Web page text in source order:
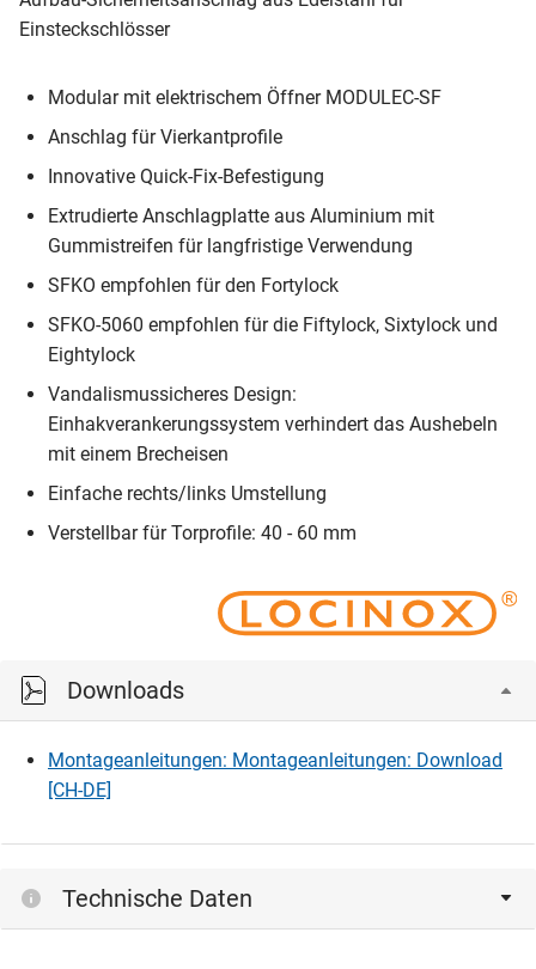
Einsteckschlösser
Modular mit elektrischem Öffner MODULEC-SF
Anschlag für Vierkantprofile
Innovative Quick-Fix-Befestigung
Extrudierte Anschlagplatte aus Aluminium mit
Gummistreifen für langfristige Verwendung
SFKO empfohlen für den Fortylock
SFKO-5060 empfohlen für die Fiftylock, Sixtylock und
Eightylock
Vandalismussicheres Design:
Einhakverankerungssystem verhindert das Aushebeln
mit einem Brecheisen
Einfache rechts/links Umstellung
Verstellbar für Torprofile: 40 - 60 mm
Downloads
Montageanleitungen: Montageanleitungen: Download
[CH-DE]
Technische Daten